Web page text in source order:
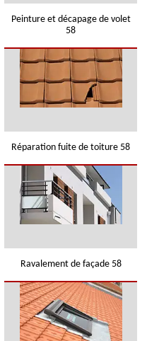
Peinture et décapage de volet
58
Réparation fuite de toiture 58
Ravalement de façade 58